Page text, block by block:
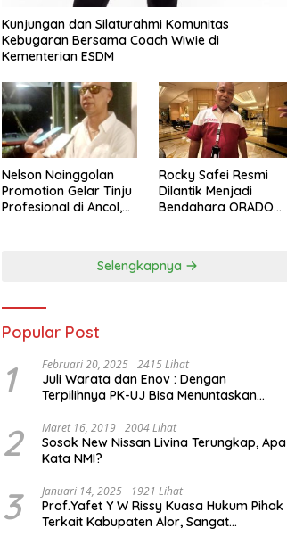
Kunjungan dan Silaturahmi Komunitas
Kebugaran Bersama Coach Wiwie di
Kementerian ESDM
Nelson Nainggolan
Promotion Gelar Tinju
Profesional di Ancol,
Rocky Safei Resmi
Dilantik Menjadi
Bendahara ORADO
Selengkapnya
Popular Post
1 Februari 20, 2025 2415 Lihat
Juli Warata dan Enov : Dengan
Terpilihnya PK-UJ Bisa Menuntaskan
Orang yang Miskin di Kabupaten Sumba
Tengah
2 Maret 16, 2019 2004 Lihat
Sosok New Nissan Livina Terungkap, Apa
Kata NMI?
3 Januari 14, 2025 1921 Lihat
Prof.Yafet Y W Rissy Kuasa Hukum Pihak
Terkait Kabupaten Alor, Sangat